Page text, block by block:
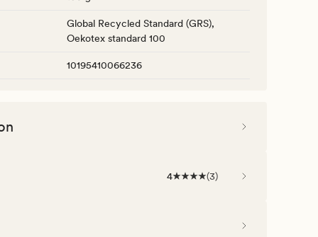
Global Recycled Standard (GRS),
Oekotex standard 100
10195410066236
4 (3)